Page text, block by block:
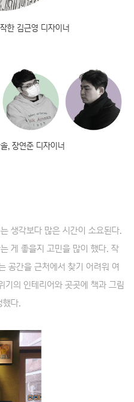
한 김근영 디자이너
, 장연준 디자이너
생각보다 많은 시간이 소요된다.
게 좋을지 고민을 많이 했다. 작
공간을 근처에서 찾기 어려워 여
기의 인테리어와 곳곳에 책과 그림
다.